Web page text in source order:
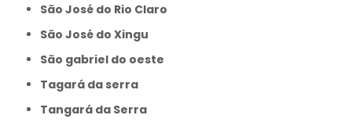
São José do Rio Claro
São José do Xingu
São gabriel do oeste
Tagará da serra
Tangará da Serra